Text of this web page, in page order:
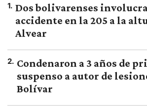
1. Dos bolivarenses
accidente en la 205 a la
Alvear
2. Condenaron a 3 años de
suspenso a autor de
Bolívar